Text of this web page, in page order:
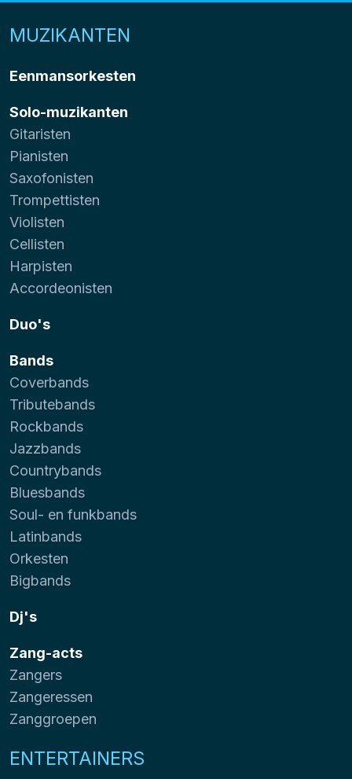
MUZIKANTEN
Eenmansorkesten
Solo-muzikanten
Gitaristen
Pianisten
Saxofonisten
Trompettisten
Violisten
Cellisten
Harpisten
Accordeonisten
Duo's
Bands
Coverbands
Tributebands
Rockbands
Jazzbands
Countrybands
Bluesbands
Soul- en funkbands
Latinbands
Orkesten
Bigbands
Dj's
Zang-acts
Zangers
Zangeressen
Zanggroepen
ENTERTAINERS